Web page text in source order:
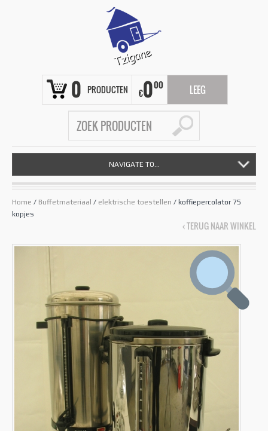
0 PRODUCTEN €000 LEEG
NAVIGATE TO...
Home / Buffetmateriaal / elektrische toestellen / koffiepercolator 75
kopjes
‹ TERUG NAAR WINKEL